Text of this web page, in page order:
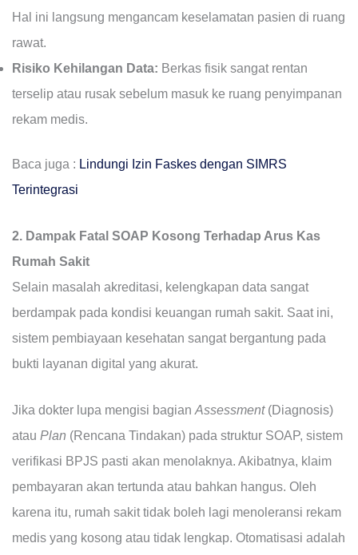
Hal ini langsung mengancam keselamatan pasien di ruang
rawat.
Risiko Kehilangan Data: Berkas fisik sangat rentan
terselip atau rusak sebelum masuk ke ruang penyimpanan
rekam medis.
Baca juga : Lindungi Izin Faskes dengan SIMRS
Terintegrasi
2. Dampak Fatal SOAP Kosong Terhadap Arus Kas
Rumah Sakit
Selain masalah akreditasi, kelengkapan data sangat
berdampak pada kondisi keuangan rumah sakit. Saat ini,
sistem pembiayaan kesehatan sangat bergantung pada
bukti layanan digital yang akurat.
Jika dokter lupa mengisi bagian Assessment(Diagnosis)
atau Plan (Rencana Tindakan) pada struktur SOAP, sistem
verifikasi BPJS pasti akan menolaknya. Akibatnya, klaim
pembayaran akan tertunda atau bahkan hangus. Oleh
karena itu, rumah sakit tidak boleh lagi menoleransi rekam
medis yang kosong atau tidak lengkap. Otomatisasi adalah